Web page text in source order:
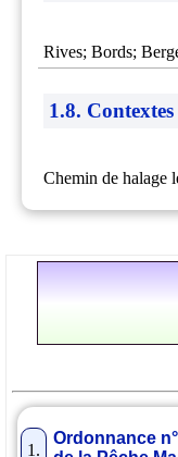
Rives; Bords;
1.8.
Chemin de halage
1.
Ordonnance